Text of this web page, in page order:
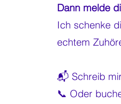
Dann melde
Ich schenke
echtem
📬 Schreib
📞 Oder